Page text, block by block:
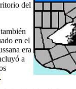
del
en el
era
a
.